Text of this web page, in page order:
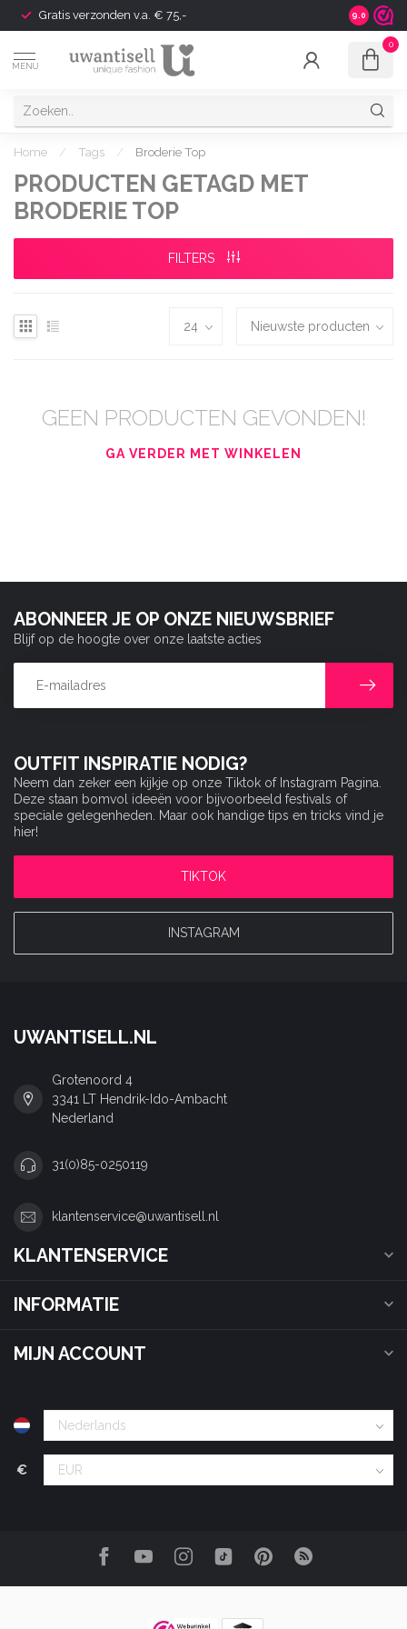
Gratis verzonden v.a. € 75,- Shipping
9.0
MENU
0
Home / Tags / Broderie Top
PRODUCTEN GETAGD MET
BRODERIE TOP
FILTERS
GEEN PRODUCTEN GEVONDEN!
GA VERDER MET WINKELEN
OUTFIT INSPIRATIE NODIG?
Neem dan zeker een kijkje op onze Tiktok of Instagram Pagina.
Deze staan bomvol ideeën voor bijvoorbeeld festivals of
speciale gelegenheden. Maar ook handige tips en tricks vind je
hier!
TIKTOK
INSTAGRAM
ABONNEER JE OP ONZE NIEUWSBRIEF
Blijf op de hoogte over onze laatste acties
UWANTISELL.NL
Grotenoord 4
3341 LT Hendrik-Ido-Ambacht
Nederland
31(0)85-0250119
klantenservice@uwantisell.nl
KLANTENSERVICE
INFORMATIE
MIJN ACCOUNT
€